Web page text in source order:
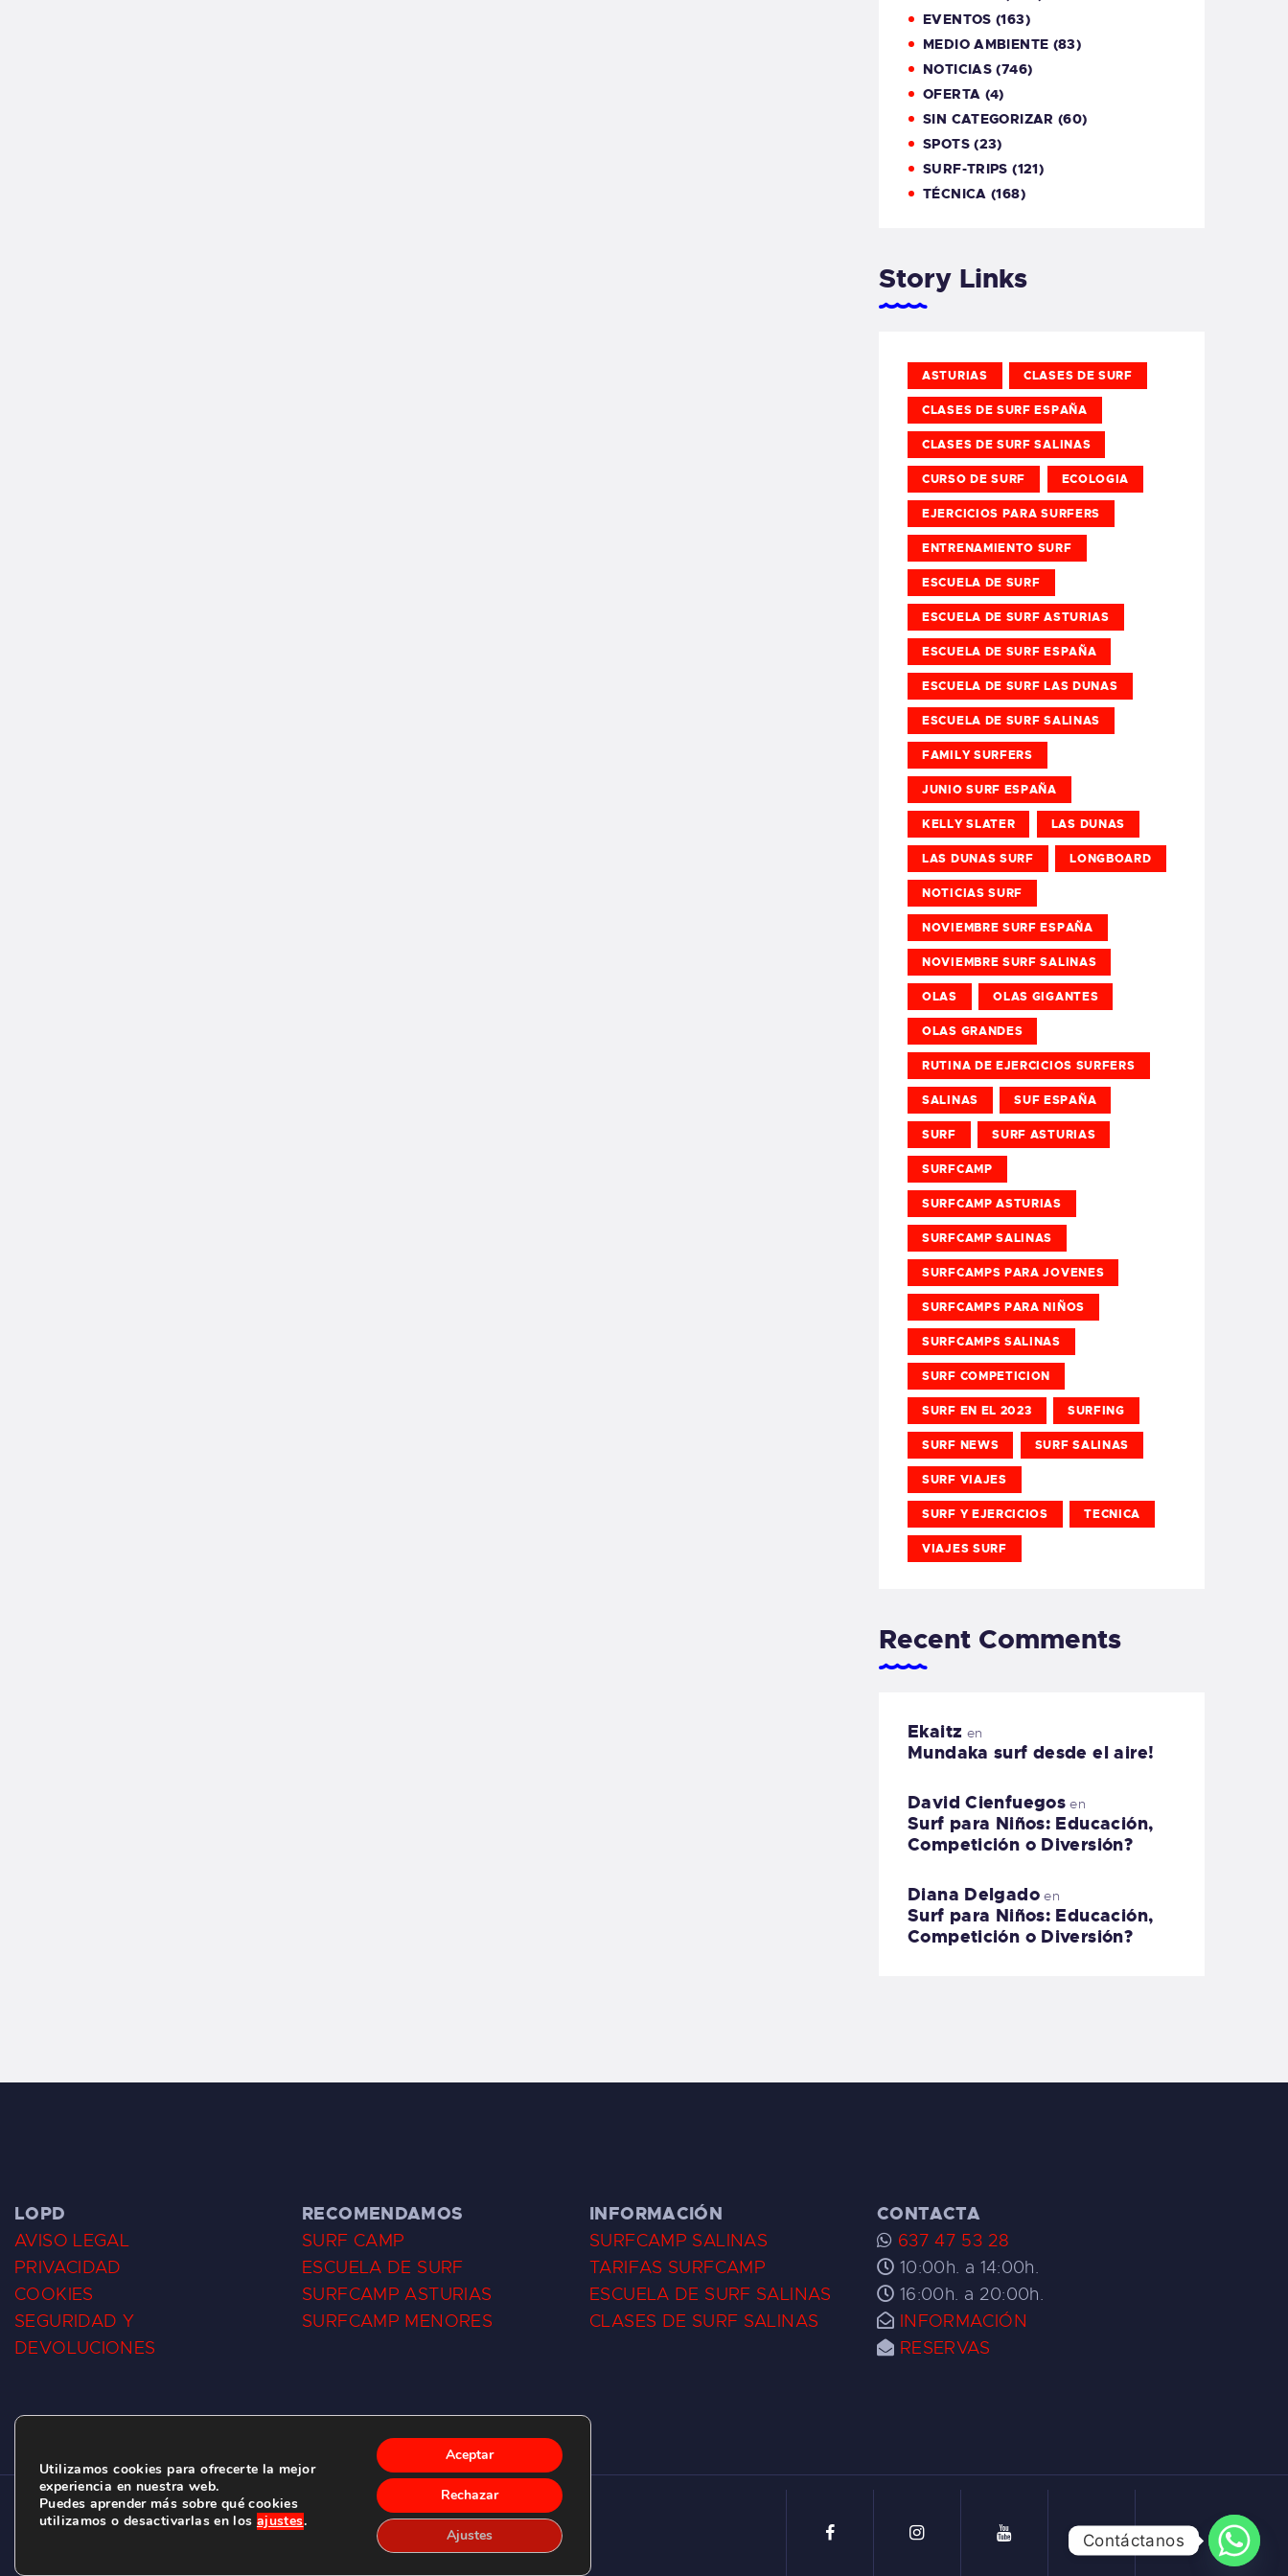
EVENTOS (163)
MEDIO AMBIENTE (83)
NOTICIAS (746)
OFERTA (4)
SIN CATEGORIZAR (60)
SPOTS(23)
SURF-TRIPS (121)
TÉCNICA (168)
Story Links
ASTURIAS CLASES DE SURF
CLASES DE SURF ESPAÑA
CLASES DE SURF SALINAS
CURSO DE SURF ECOLOGIA
EJERCICIOS PARA SURFERS
ENTRENAMIENTO SURF
ESCUELA DE SURF
ESCUELA DE SURF ASTURIAS
ESCUELA DE SURF ESPAÑA
ESCUELA DE SURF LAS DUNAS
ESCUELA DE SURF SALINAS
FAMILY SURFERS
JUNIO SURF ESPAÑA
KELLY SLATER LAS DUNAS
LAS DUNAS SURF LONGBOARD
NOTICIAS SURF
NOVIEMBRE SURF ESPAÑA
NOVIEMBRE SURF SALINAS
OLAS OLAS GIGANTES
OLAS GRANDES
RUTINA DE EJERCICIOS SURFERS
SALINAS SUF ESPAÑA
SURF SURF ASTURIAS
SURFCAMP
SURFCAMP ASTURIAS
SURFCAMP SALINAS
SURFCAMPS PARA JOVENES
SURFCAMPS PARA NIÑOS
SURFCAMPS SALINAS
SURF COMPETICION
SURF EN EL 2023 SURFING
SURF NEWS SURF SALINAS
SURF VIAJES
SURF Y EJERCICIOS TECNICA
VIAJES SURF
Recent Comments
Ekaitz en
Mundaka surf desde el aire!
David Cienfuegos en
Surf para Niños: Educación,
Competición o Diversión?
Diana Delgadoen
Surf para Niños: Educación,
Competición o Diversión?
LOPD
AVISO LEGAL
PRIVACIDAD
COOKIES
SEGURIDAD Y
DEVOLUCIONES
RECOMENDAMOS
SURF CAMP
ESCUELA DE SURF
SURFCAMP ASTURIAS
SURFCAMP MENORES
INFORMACIÓN
SURFCAMP SALINAS
TARIFAS SURFCAMP
ESCUELA DE SURF SALINAS
CLASES DE SURF SALINAS
CONTACTA
637 47 53 28
10:00h. a 14:00h.
16:00h. a 20:00h.
INFORMACIÓN
RESERVAS
CLUB DE SURF LAS DUNAS ©2026.
C/ BERNARDO ÁLVAREZ GALAN 1, SALINAS (ASTURIAS)
Utilizamos cookies para ofrecerte la mejor
experiencia en nuestra web.
Puedes aprender más sobre qué cookies
utilizamos o desactivarlas en los ajustes.
Aceptar
Rechazar
Ajustes Contáctanos